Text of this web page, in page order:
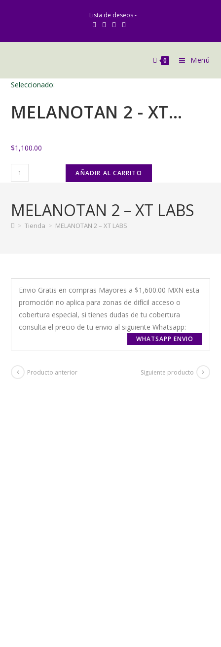
Lista de deseos -
0 Menú
Seleccionado:
MELANOTAN 2 - XT…
$1,100.00
MELANOTAN
2
XT
LABS
cantidad
AÑADIR AL CARRITO
MELANOTAN 2 – XT LABS
> Tienda > MELANOTAN 2 – XT LABS
Envio Gratis en compras Mayores a $1,600.00 MXN esta
promoción no aplica para zonas de difícil acceso o
cobertura especial, si tienes dudas de tu cobertura
consulta el precio de tu envio al siguiente Whatsapp:
WHATSAPP ENVIO
Producto anterior Siguiente producto